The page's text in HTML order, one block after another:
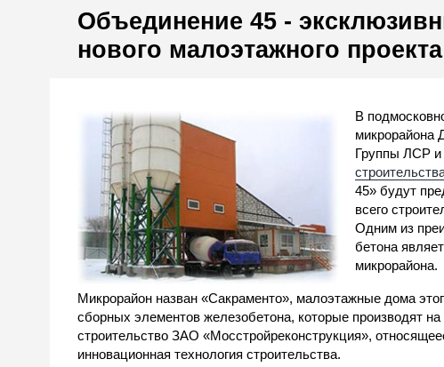
Объединение 45 -
нового малоэтажного проекта
В
микрорайона
Группы ЛСР и
45» будут
всего
Одним из
бетона
микрорайона.
Микрорайон назван «Сакраменто», малоэтажные дома
сборных элементов железобетона, которые производят
строительство ЗАО «Мосстройреконструкция»,
инновационная технология строительства.